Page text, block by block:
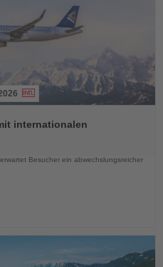
internationalen
Besucher ein abwechslungsreicher